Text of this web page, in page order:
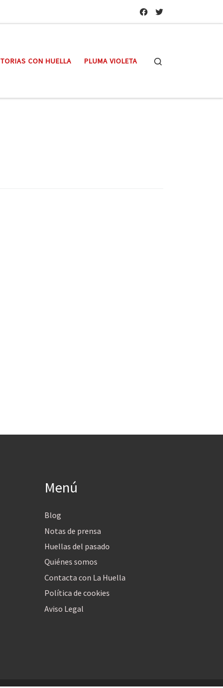
CON HUELLA PLUMA VIOLETA
Menú
Blog
Notas de prensa
Huellas del pasado
Quiénes somos
Contacta con La Huella
Política de cookies
Aviso Legal